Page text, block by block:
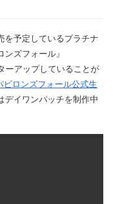
を予定しているプラチナ
ズフォール』
ーアップしていることが
ビロンズフォール公式生
デイワンパッチを制作中